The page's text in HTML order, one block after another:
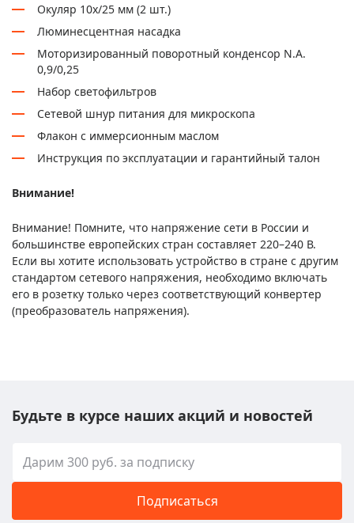
Окуляр 10x/25 мм (2 шт.)
Люминесцентная насадка
Моторизированный поворотный конденсор N.A.
0,9/0,25
Набор светофильтров
Сетевой шнур питания для микроскопа
Флакон с иммерсионным маслом
Инструкция по эксплуатации и гарантийный талон
Внимание!
Внимание! Помните, что напряжение сети в России и
большинстве европейских стран составляет 220–240 В.
Если вы хотите использовать устройство в стране с другим
стандартом сетевого напряжения, необходимо включать
его в розетку только через соответствующий конвертер
(преобразователь напряжения).
Будьте в курсе наших акций и новостей
Подписаться